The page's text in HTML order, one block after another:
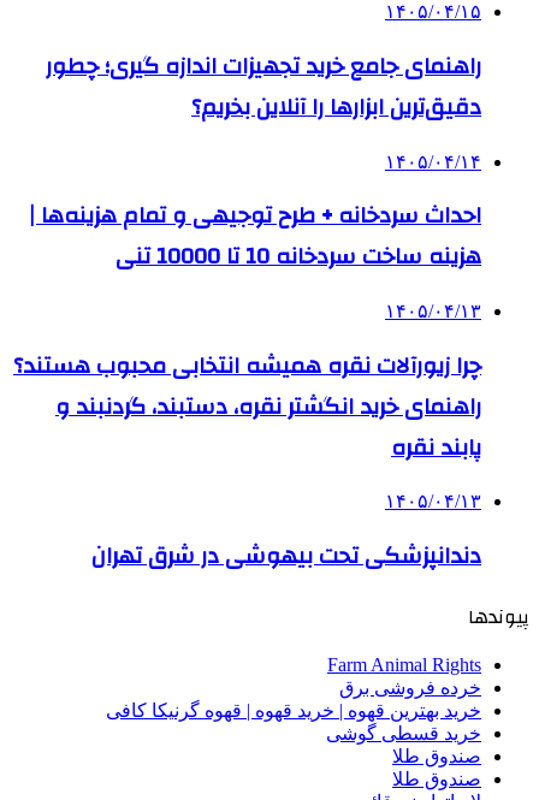
۱۴۰۵/۰۴/۱۵
راهنمای جامع خرید تجهیزات اندازه گیری؛ چطور
دقیق‌ترین ابزارها را آنلاین بخریم؟
۱۴۰۵/۰۴/۱۴
احداث سردخانه + طرح توجیهی و تمام هزینه‌ها |
هزینه ساخت سردخانه 10 تا 10000 تنی
۱۴۰۵/۰۴/۱۳
چرا زیورآلات نقره همیشه انتخابی محبوب هستند؟
راهنمای خرید انگشتر نقره، دستبند، گردنبند و
پابند نقره
۱۴۰۵/۰۴/۱۳
دندانپزشکی تحت بیهوشی در شرق تهران
پیوندها
Farm Animal Rights
خرده فروشی برق
خرید بهترین قهوه | خرید قهوه | قهوه گرنیکا کافی
خرید قسطی گوشی
صندوق طلا
صندوق طلا